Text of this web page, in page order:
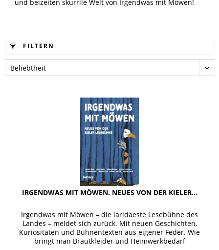
und beizeiten skurrile Welt von Irgendwas mit Möwen!
FILTERN
IRGENDWAS MIT MÖWEN. NEUES VON DER KIELER...
Irgendwas mit Möwen – die laridaeste Lesebühne des
Landes – meldet sich zurück. Mit neuen Geschichten,
Kuriositäten und Bühnentexten aus eigener Feder. Wie
bringt man Brautkleider und Heimwerkbedarf